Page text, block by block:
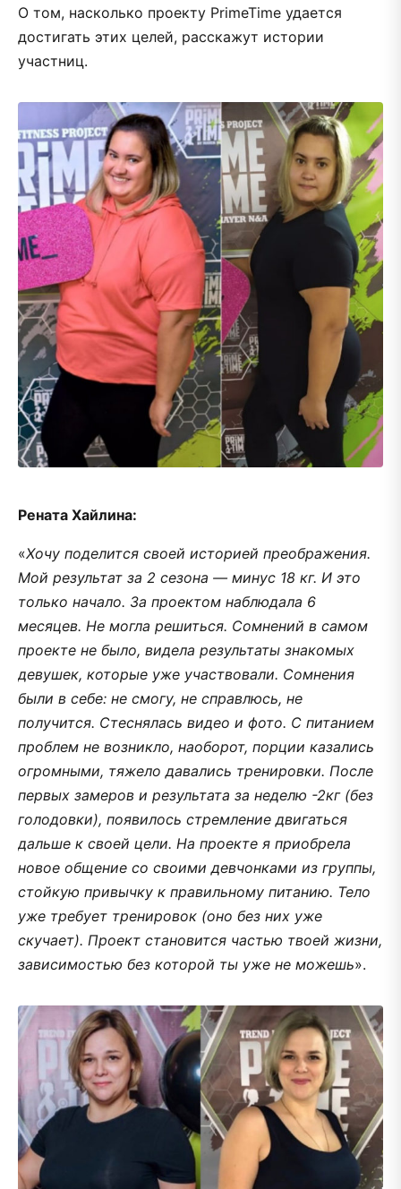
О том, насколько проекту PrimeTime удается
достигать этих целей, расскажут истории
участниц.
Рената Хайлина:
«Хочу поделится своей историей преображения.
Мой результат за 2 сезона — минус 18 кг. И это
только начало. За проектом наблюдала 6
месяцев. Не могла решиться. Сомнений в самом
проекте не было, видела результаты знакомых
девушек, которые уже участвовали. Сомнения
были в себе: не смогу, не справлюсь, не
получится. Стеснялась видео и фото. С питанием
проблем не возникло, наоборот, порции казались
огромными, тяжело давались тренировки. После
первых замеров и результата за неделю -2кг (без
голодовки), появилось стремление двигаться
дальше к своей цели. На проекте я приобрела
новое общение со своими девчонками из группы,
стойкую привычку к правильному питанию. Тело
уже требует тренировок (оно без них уже
скучает). Проект становится частью твоей жизни,
зависимостью без которой ты уже не можешь».